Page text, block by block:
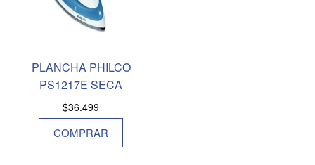
PLANCHA PHILCO
PS1217E SECA
$36.499
COMPRAR